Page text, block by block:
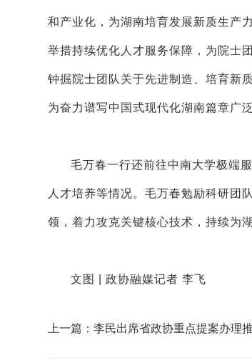
和产业化，为湖南培育发展新质生产
举措持续优化人才服务保障，为院士
钟掘院士团队关于先进制造、培育新
为奋力谱写中国式现代化湖南篇章广
毛万春一行还前往中南大学极端
人才培养等情况。毛万春勉励科研团
领，着力攻克关键核心技术，持续为
文图 | 政协融媒记者 李飞
上一篇：李民出席省政协重点提案办理